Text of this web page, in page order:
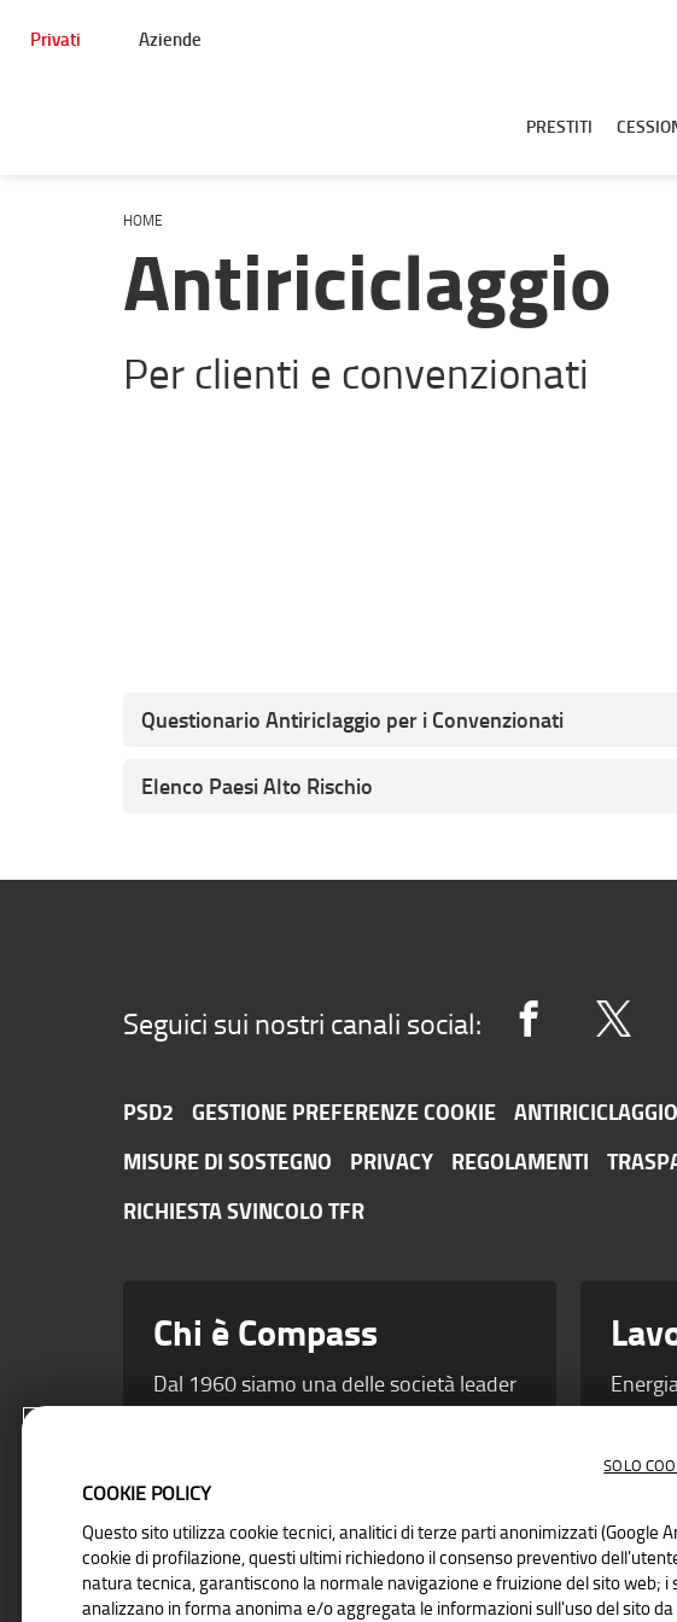
Privati Aziende
PRESTITI
HOME
Antiriciclaggio
Per clienti e convenzionati
Questionario Antiriclaggio per i Convenzionati
Elenco Paesi Alto Rischio
Seguici sui nostri canali social:
PSD2 GESTIONE PREFERENZE COOKIE ANTIRICICLAGGIO
MISURE DI SOSTEGNO
PRIVACY REGOLAMENTI
RICHIESTA SVINCOLO TFR
Chi è Compass
Dal 1960 siamo una delle società leader
solidità.
leve
COOKIE POLICY
Questo sito utilizza cookie tecnici, analitici di terze parti anonimizzati (Google
cookie di profilazione, questi ultimi richiedono il consenso preventivo
natura tecnica, garantiscono la normale navigazione e fruizione del sito web; i
analizzano in forma anonima e/o aggregata le informazioni sull'uso del sito
SOLO